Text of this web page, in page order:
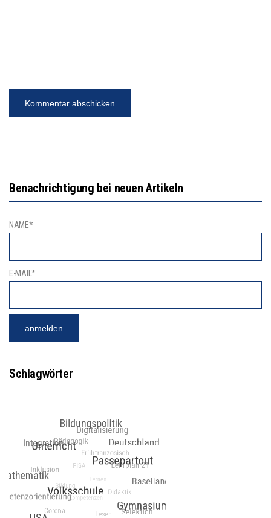
Benachrichtigung bei neuen Artikeln
NAME*
E-MAIL*
Schlagwörter